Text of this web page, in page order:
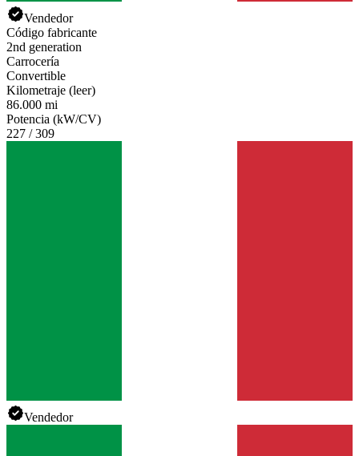
Vendedor
Código fabricante
2nd generation
Carrocería
Convertible
Kilometraje (leer)
86.000 mi
Potencia (kW/CV)
227 / 309
Vendedor